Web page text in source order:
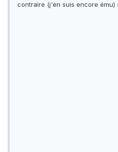
contraire (j'en suis encore ému) :